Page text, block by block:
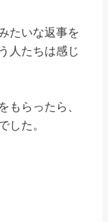
たいな返事を
人たちは感じ
もらったら、
した。